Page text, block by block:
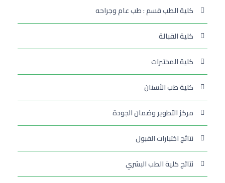
كلية الطب قسم : طب عام وجراحه
كلية القبالة
كلية المختبرات
كلية طب الأسنان
مركز التطوير وضمان الجودة
نتائج اختبارات القبول
نتائج كلية الطب البشري